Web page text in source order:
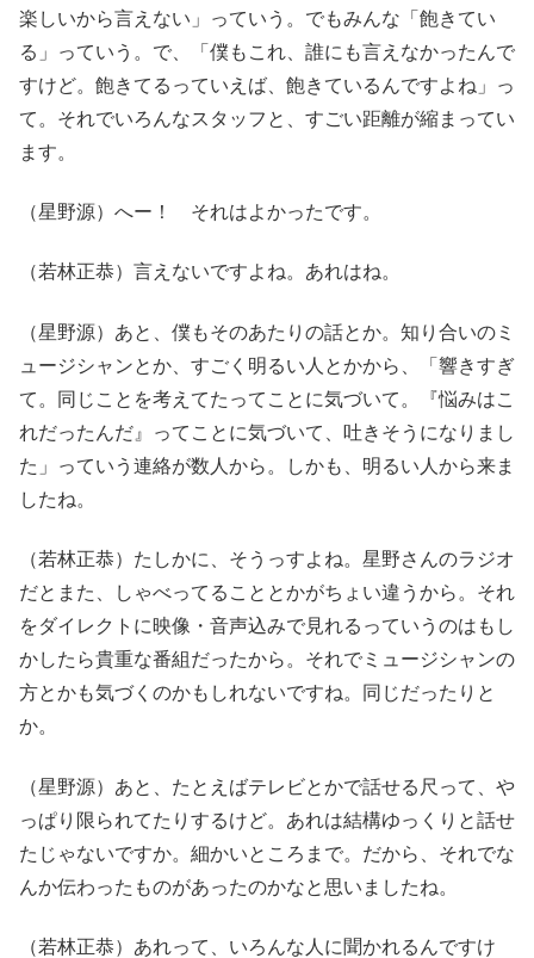
楽しいから言えない」っていう。でもみんな「飽きてい
る」っていう。で、「僕もこれ、誰にも言えなかったんで
すけど。飽きてるっていえば、飽きているんですよね」っ
て。それでいろんなスタッフと、すごい距離が縮まってい
ます。
（星野源）へー！ それはよかったです。
（若林正恭）言えないですよね。あれはね。
（星野源）あと、僕もそのあたりの話とか。知り合いのミ
ュージシャンとか、すごく明るい人とかから、「響きすぎ
て。同じことを考えてたってことに気づいて。『悩みはこ
れだったんだ』ってことに気づいて、吐きそうになりまし
た」っていう連絡が数人から。しかも、明るい人から来ま
したね。
（若林正恭）たしかに、そうっすよね。星野さんのラジオ
だとまた、しゃべってることとかがちょい違うから。それ
をダイレクトに映像・音声込みで見れるっていうのはもし
かしたら貴重な番組だったから。それでミュージシャンの
方とかも気づくのかもしれないですね。同じだったりと
か。
（星野源）あと、たとえばテレビとかで話せる尺って、や
っぱり限られてたりするけど。あれは結構ゆっくりと話せ
たじゃないですか。細かいところまで。だから、それでな
んか伝わったものがあったのかなと思いましたね。
（若林正恭）あれって、いろんな人に聞かれるんですけ